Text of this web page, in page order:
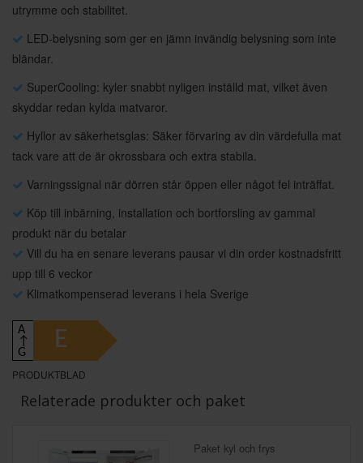
utrymme och stabilitet.
LED-belysning som ger en jämn invändig belysning som inte
bländar.
SuperCooling: kyler snabbt nyligen inställd mat, vilket även
skyddar redan kylda matvaror.
Hyllor av säkerhetsglas: Säker förvaring av din värdefulla mat
tack vare att de är okrossbara och extra stabila.
Varningssignal när dörren står öppen eller något fel inträffat.
Köp till inbärning, installation och bortforsling av gammal
produkt när du betalar
Vill du ha en senare leverans pausar vi din order kostnadsfritt
upp till 6 veckor
Klimatkompenserad leverans i hela Sverige
A
↑
G
E
PRODUKTBLAD
Relaterade produkter och paket
Paket kyl och frys